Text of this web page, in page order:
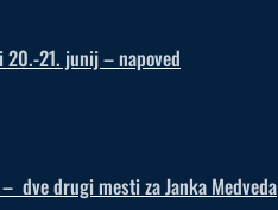
20.-21. junij – napoved
dve drugi mesti za Janka Medveda